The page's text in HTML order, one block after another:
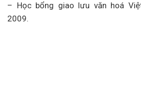
– Học bổng giao lưu văn hoá
2009.